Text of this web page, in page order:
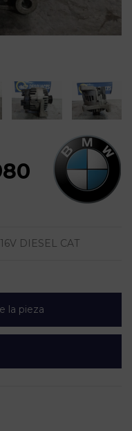
DIESEL CAT
la pieza